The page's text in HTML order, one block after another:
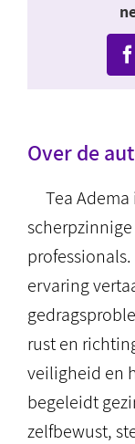
Over de
Tea
ervaring
rust en
veiligheid en
begeleidt
zelfbewust,